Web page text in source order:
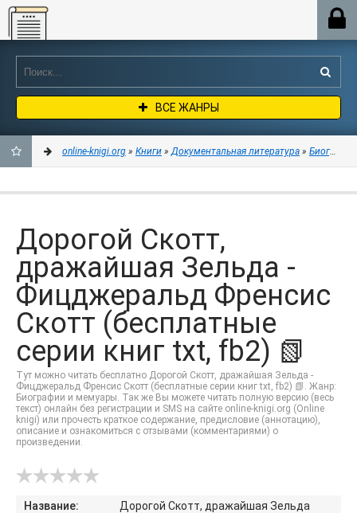
Online-knigi.org
ВСЕ ЖАНРЫ
ЗАКЛАДКИ
online-knigi.org » Книги »Документальная литература »
Дорогой Скотт,
дражайшая Зельда -
Фицджеральд Френсис
Скотт (бесплатные
серии книг txt, fb2) 📗
Тут можно читать бесплатно Дорогой Скотт, дражайшая Зельда -
Фицджеральд Френсис Скотт (бесплатные серии книг txt, fb2) 📗. Жанр:
Биографии и мемуары. Так же Вы можете читать полную версию (весь
текст) онлайн без регистрации и SMS на сайте online-knigi.org (Online
knigi) или прочесть краткое содержание, предисловие (аннотацию),
описание и ознакомиться с отзывами (комментариями) о
произведении.
Название: Дорогой Скотт, дражайшая Зельда